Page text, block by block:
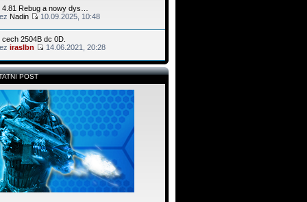
4.81 Rebug a nowy dys…
Nadin 10.09.2025, 10:48
cech 2504B dc 0D.
iraslbn 14.06.2021, 20:28
POST
zaktualizowałem, dodałem linki itd